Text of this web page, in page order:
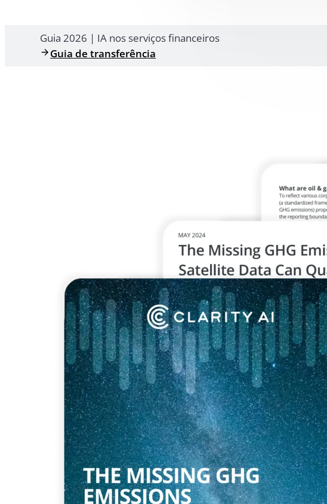
Guia 2026 | IA nos serviços financeiros
Guia de transferência